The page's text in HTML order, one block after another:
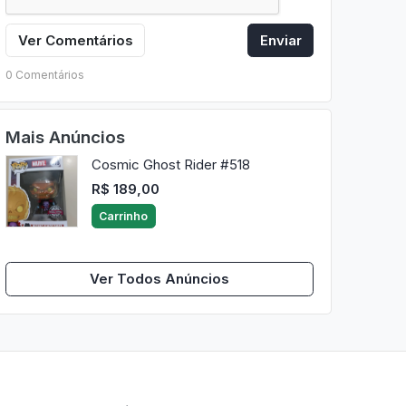
Ver Comentários Enviar
0 Comentários
Mais Anúncios
Cosmic Ghost Rider #518
R$ 189,00
Carrinho
Ver Todos Anúncios